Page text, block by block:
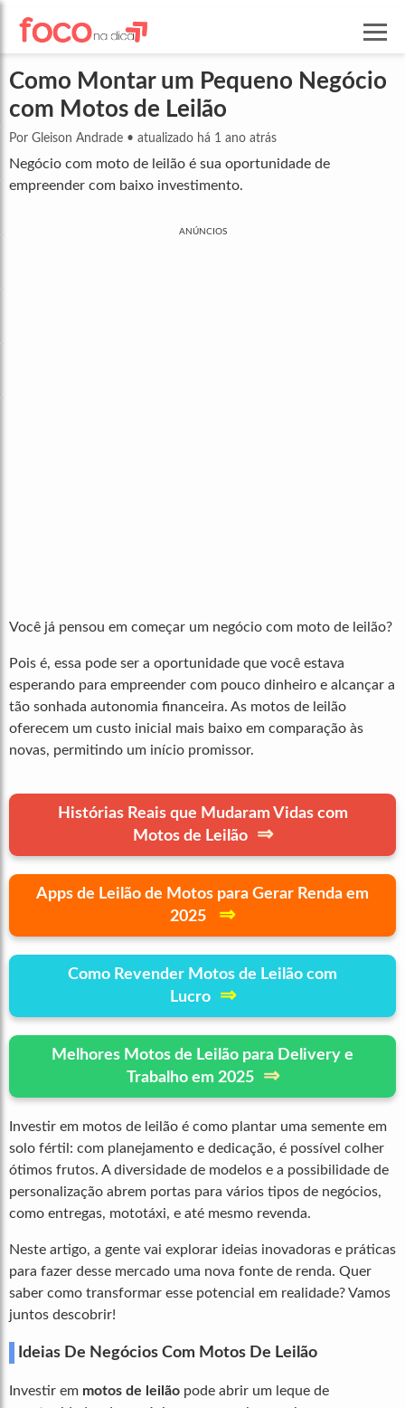
Como Montar um Pequeno Negócio
com Motos de Leilão
Por Gleison Andrade • atualizado há 1 ano atrás
Negócio com moto de leilão é sua oportunidade de
empreender com baixo investimento.
ANÚNCIOS
Você já pensou em começar um negócio com moto de leilão?
Pois é, essa pode ser a oportunidade que você estava
esperando para empreender com pouco dinheiro e alcançar a
tão sonhada autonomia financeira. As motos de leilão
oferecem um custo inicial mais baixo em comparação às
novas, permitindo um início promissor.
Histórias Reais que Mudaram Vidas com
Motos de Leilão
⇒
Apps de Leilão de Motos para Gerar Renda em
2025
⇒
Como Revender Motos de Leilão com
Lucro
⇒
Melhores Motos de Leilão para Delivery e
Trabalho em 2025
⇒
Investir em motos de leilão é como plantar uma semente em
solo fértil: com planejamento e dedicação, é possível colher
ótimos frutos. A diversidade de modelos e a possibilidade de
personalização abrem portas para vários tipos de negócios,
como entregas, mototáxi, e até mesmo revenda.
Neste artigo, a gente vai explorar ideias inovadoras e práticas
para fazer desse mercado uma nova fonte de renda. Quer
saber como transformar esse potencial em realidade? Vamos
juntos descobrir!
Ideias De Negócios Com Motos De Leilão
Investir em motos de leilão pode abrir um leque de